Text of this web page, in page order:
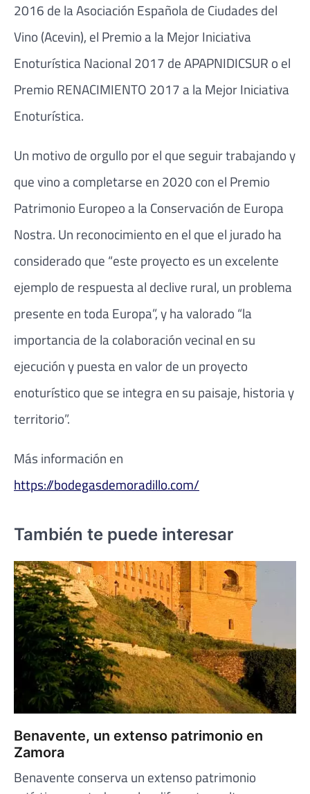
2016 de la Asociación Española de Ciudades del
Vino (Acevin), el Premio a la Mejor Iniciativa
Enoturística Nacional 2017 de APAPNIDICSUR o el
Premio RENACIMIENTO 2017 a la Mejor Iniciativa
Enoturística.
Un motivo de orgullo por el que seguir trabajando y
que vino a completarse en 2020 con el Premio
Patrimonio Europeo a la Conservación de Europa
Nostra. Un reconocimiento en el que el jurado ha
considerado que “este proyecto es un excelente
ejemplo de respuesta al declive rural, un problema
presente en toda Europa”, y ha valorado “la
importancia de la colaboración vecinal en su
ejecución y puesta en valor de un proyecto
enoturístico que se integra en su paisaje, historia y
territorio”.
Más información en
https://bodegasdemoradillo.com/
También te puede interesar
Benavente, un extenso patrimonio en
Zamora
Benavente conserva un extenso patrimonio